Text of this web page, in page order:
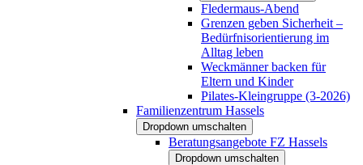
Fledermaus-Abend
Grenzen geben Sicherheit –
Bedürfnisorientierung im
Alltag leben
Weckmänner backen für
Eltern und Kinder
Pilates-Kleingruppe (3-2026)
Familienzentrum Hassels
Dropdown umschalten
Beratungsangebote FZ Hassels
Dropdown umschalten